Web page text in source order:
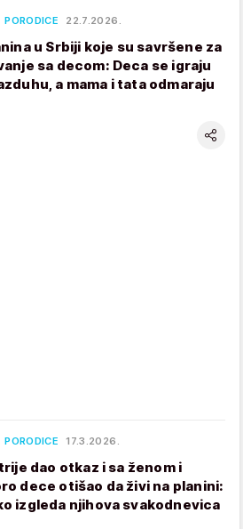
22.7.2026.
u Srbiji koje su savršene za
sa decom: Deca se igraju
a mama i tata odmaraju
17.3.2026.
dao otkaz i sa ženom i
dece otišao da živi na planini:
izgleda njihova svakodnevica